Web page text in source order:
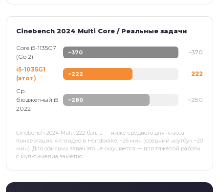
Cinebench 2024 Multi Core / Реальные задачи
Core i5-1135G7
(Go 2)
~370 ~370
i5-1035G1
(этот)
~222 222
Ср.
бюджетный i5
2022
~280 ~280
Cinebench 2024 Multi: 222 балла — ниже среднего для класса.
Конвертация 4K-видео в Handbrake: ~26 мин (средний ноутбук ~20
мин). Для офисных задач это не ощущается — для тяжёлой работы
с мультимедиа заметно.